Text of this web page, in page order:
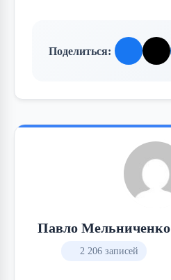
Поделиться:
Павло Мельниченко
2 206 записей